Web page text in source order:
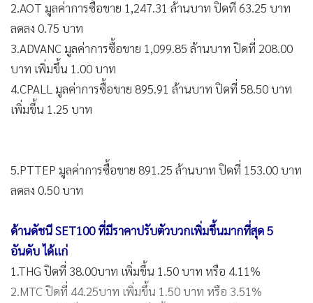
2.AOT มูลค่าการซื้อขาย 1,247.31 ล้านบาท ปิดที่ 63.25 บาท
ลดลง 0.75 บาท
3.ADVANC มูลค่าการซื้อขาย 1,099.85 ล้านบาท ปิดที่ 208.00
บาท เพิ่มขึ้น 1.00 บาท
4.CPALL มูลค่าการซื้อขาย 895.91 ล้านบาท ปิดที่ 58.50 บาท
เพิ่มขึ้น 1.25 บาท
5.PTTEP มูลค่าการซื้อขาย 891.25 ล้านบาท ปิดที่ 153.00 บาท
ลดลง 0.50 บาท
ด้านดัชนี SET100 ที่มีราคาปรับตัวบวกเพิ่มขึ้นมากที่สุด 5
อันดับ ได้แก่
1.THG ปิดที่ 38.00บาท เพิ่มขึ้น 1.50 บาท หรือ 4.11%
2.MTC ปิดที่ 44.25บาท เพิ่มขึ้น 1.50 บาท หรือ 3.51%